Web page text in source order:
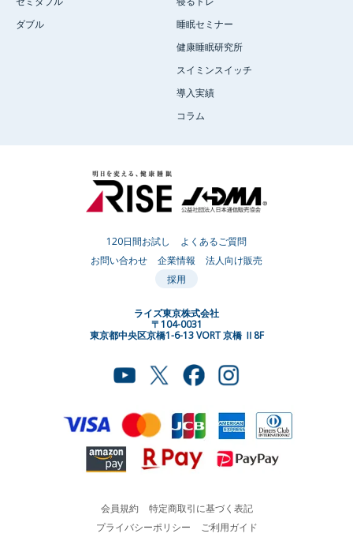
ダブル
睡眠セミナー
健康睡眠研究所
スイミンスイッチ
導入実績
コラム
120日間お試し
よくあるご質問
お問い合わせ
企業情報
法人向け販売
採用
ライズ東京株式会社
〒104-0031
東京都中央区京橋1-6-13 VORT 京橋 Ⅱ8F
会員規約
特定商取引に基づく表記
プライバシーポリシー
ご利用ガイド